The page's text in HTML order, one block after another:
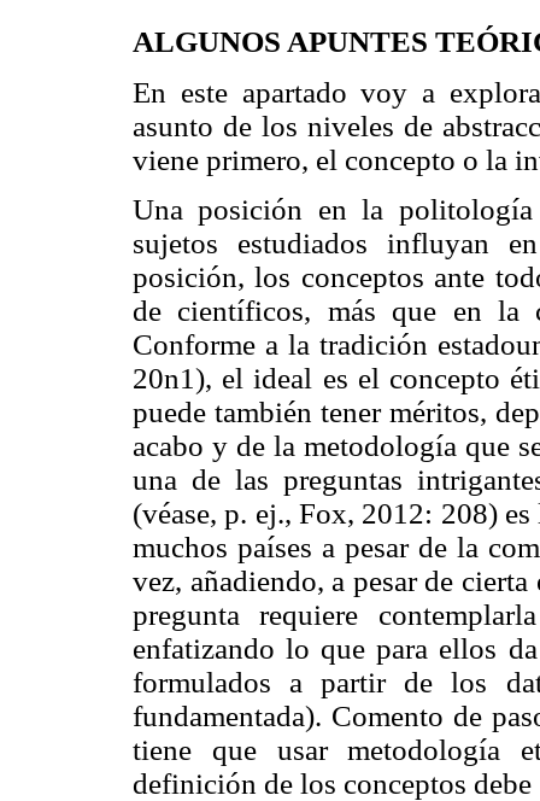
ALGUNOS APUNTES
En este apartado voy a
asunto de los niveles de
viene primero, el concepto o la
Una posición en la
sujetos estudiados influyan
posición, los conceptos ante
de científicos, más que en la
Conforme a la tradición
20n1), el ideal es el concepto
puede también tener méritos,
acabo y de la metodología que
una de las preguntas
(véase, p. ej., Fox, 2012: 208)
muchos países a pesar de la
vez, añadiendo, a pesar de
pregunta requiere
enfatizando lo que para ellos
formulados a partir de los
fundamentada). Comento de
tiene que usar metodología
definición de los conceptos debe